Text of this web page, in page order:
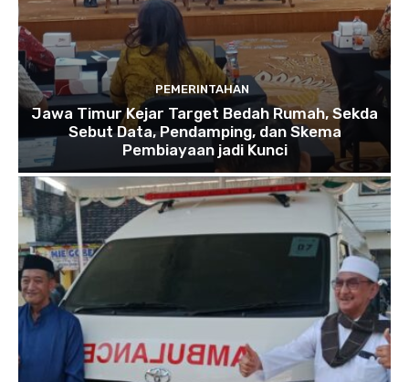
PEMERINTAHAN
Jawa Timur Kejar Target Bedah Rumah, Sekda
Sebut Data, Pendamping, dan Skema
Pembiayaan jadi Kunci